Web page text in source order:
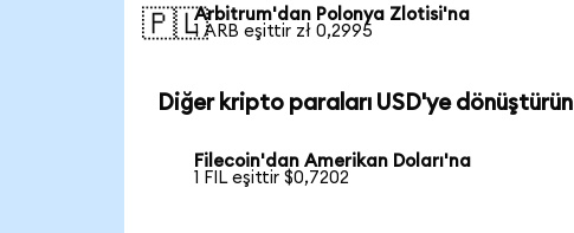
🇵🇱Arbitrum'dan Polonya Zlotisi'na
1 ARB eşittir zł 0,2995
Diğer kripto paraları USD'ye dönüştürün
Filecoin'dan Amerikan Doları'na
1 FIL eşittir $0,7202